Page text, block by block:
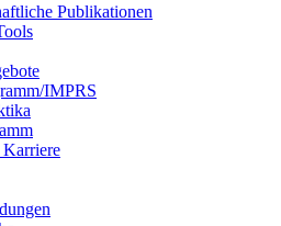
Publikationen
IMPRS